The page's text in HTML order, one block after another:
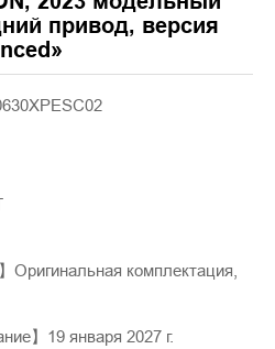
привод, версия
Оригинальная комплектация,
】19 января 2027 г.